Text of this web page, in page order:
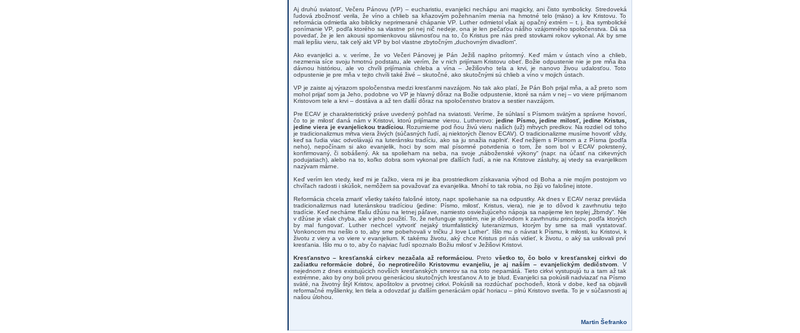
Aj druhú sviatosť, Večeru Pánovu (VP) – eucharistiu, evanjelici nechápu ani magicky, ani čisto symbolicky. Stredoveká
ľudová zbožnosť verila, že víno a chlieb sa kňazovým požehnaním menia na hmotné telo (mäso) a krv Kristovu. To
reformácia odmietla ako biblicky neprimerané chápanie VP. Luther odmietol však aj opačný extrém – t. j. iba symbolické
ponímanie VP, podľa ktorého sa vlastne pri nej nič nedeje, ona je len pečaťou nášho vzájomného spoločenstva. Dá sa
povedať, že je len akousi spomienkovou slávnosťou na to, čo Kristus pre nás pred stovkami rokov vykonal. Ak by sme
mali lepšiu vieru, tak celý akt VP by bol vlastne zbytočným „duchovným divadlom“.
Ako evanjelici a. v. veríme, že vo Večeri Pánovej je Pán Ježiš naplno prítomný. Keď mám v ústach víno a chlieb,
nezmenia síce svoju hmotnú podstatu, ale verím, že v nich prijímam Kristovu obeť. Božie odpustenie nie je pre mňa iba
dávnou históriou, ale vo chvíli prijímania chleba a vína – Ježišovho tela a krvi, je nanovo živou udalosťou. Toto
odpustenie je pre mňa v tejto chvíli také živé – skutočné, ako skutočnými sú chlieb a víno v mojich ústach.
VP je zaiste aj výrazom spoločenstva medzi kresťanmi navzájom. No tak ako platí, že Pán Boh prijal mňa, a až preto som
mohol prijať som ja Jeho, podobne vo VP je hlavný dôraz na Božie odpustenie, ktoré sa nám v nej – vo viere prijímanom
Kristovom tele a krvi – dostáva a až ten ďalší dôraz na spoločenstvo bratov a sestier navzájom.
Pre ECAV je charakteristický práve uvedený pohľad na sviatosti. Veríme, že súhlasí s Písmom svätým a správne hovorí,
čo to je milosť daná nám v Kristovi, ktorú prijímame vierou. Lutherovo:jedine Písmo, jedine milosť, jedine Kristus,
jedine viera je evanjelickou tradíciou. Rozumieme pod ňou živú vieru našich (už) mŕtvych predkov. Na rozdiel od toho
je tradicionalizmus mŕtva viera živých (súčasných ľudí, aj niektorých členov ECAV). O tradicionalizme musíme hovoriť vždy,
keď sa ľudia viac odvolávajú na luteránsku tradíciu, ako sa ju snažia naplniť. Keď nežijem s Písmom a z Písma (podľa
neho), nepočínam si ako evanjelik, hoci by som mal písomné potvrdenia o tom, že som bol v ECAV pokrstený,
konfirmovaný, či sobášený. Ak sa spolieham na seba, na svoje „náboženské výkony“ (napr. na účasť na cirkevných
podujatiach), alebo na to, koľko dobra som vykonal pre ďalších ľudí, a nie na Kristove zásluhy, aj vtedy sa evanjelikom
nazývam márne.
Keď verím len vtedy, keď mi je ťažko, viera mi je iba prostriedkom získavania výhod od Boha a nie mojím postojom vo
chvíľach radosti i skúšok, nemôžem sa považovať za evanjelika. Mnohí to tak robia, no žijú vo falošnej istote.
Reformácia chcela zmariť všetky takéto falošné istoty, napr. spoliehanie sa na odpustky. Ak dnes v ECAV neraz prevláda
tradicionalizmus nad luteránskou tradíciou (jedine: Písmo, milosť, Kristus, viera), nie je to dôvod k zavrhnutiu tejto
tradície. Keď necháme fľašu džúsu na letnej páľave, namiesto osviežujúceho nápoja sa napijeme len teplej „žbrndy“. Nie
v džúse je však chyba, ale v jeho použití. To, že nefunguje systém, nie je dôvodom k zavrhnutiu princípov, podľa ktorých
by mal fungovať. Luther nechcel vytvoriť nejaký triumfalistický luteranizmus, ktorým by sme sa mali vystatovať.
Vonkoncom mu nešlo o to, aby sme pobehovali v tričku „I love Luther“. Išlo mu o návrat k Písmu, k milosti, ku Kristovi, k
životu z viery a vo viere v evanjelium. K takému životu, aký chce Kristus pri nás vidieť, k životu, o aký sa usilovali prví
kresťania. Išlo mu o to, aby čo najviac ľudí spoznalo Božiu milosť v Ježišovi Kristovi.
Kresťanstvo – kresťanská cirkev nezačala až reformáciou.
Preto všetko to, čo bolo v kresťanskej cirkvi do
začiatku reformácie dobré, čo neprotirečilo Kristovmu evanjeliu, je aj naším – evanjelickým dedičstvom. V
nejednom z dnes existujúcich novších kresťanských smerov sa na toto nepamätá. Tieto cirkvi vystupujú tu a tam až tak
extrémne, ako by ony boli prvou generáciou skutočných kresťanov. A to je blud. Evanjelici sa pokúsili nadviazať na Písmo
sväté, na životný štýl Kristov, apoštolov a prvotnej cirkvi. Pokúsili sa rozdúchať pochodeň, ktorá v dobe, keď sa objavili
reformačné myšlienky, len tlela a odovzdať ju ďalším generáciám opäť horiacu – plnú Kristovo svetla. To je v súčasnosti aj
našou úlohou.
Martin Šefranko